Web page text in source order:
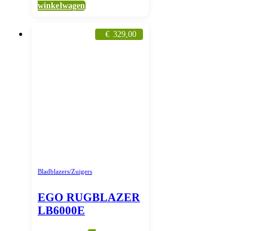
winkelwagen
€ 329,00
Bladblazers/Zuigers
EGO RUGBLAZER
LB6000E